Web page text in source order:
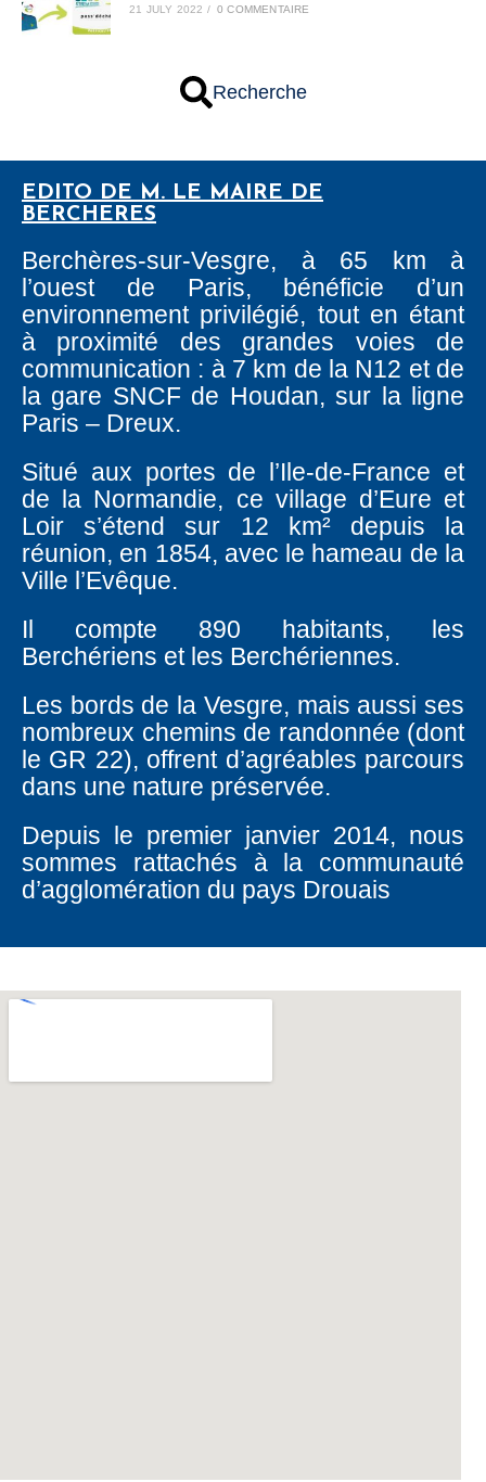
21 JULY 2022 / 0 COMMENTAIRE
Recherche
EDITO DE M. LE MAIRE DE
BERCHERES
Berchères-sur-Vesgre, à 65 km à
l’ouest de Paris, bénéficie d’un
environnement privilégié, tout en étant
à proximité des grandes voies de
communication : à 7 km de la N12 et de
la gare SNCF de Houdan, sur la ligne
Paris – Dreux.
Situé aux portes de l’Ile-de-France et
de la Normandie, ce village d’Eure et
Loir s’étend sur 12 km² depuis la
réunion, en 1854, avec le hameau de la
Ville l’Evêque.
Il compte 890 habitants, les
Berchériens et les Berchériennes.
Les bords de la Vesgre, mais aussi ses
nombreux chemins de randonnée (dont
le GR 22), offrent d’agréables parcours
dans une nature préservée.
Depuis le premier janvier 2014, nous
sommes rattachés à la communauté
d’agglomération du pays Drouais